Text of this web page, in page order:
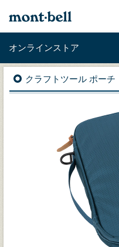
オンラインストア
クラフトツール ポーチ